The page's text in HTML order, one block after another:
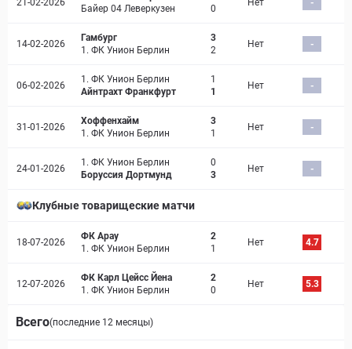
21-02-2026
Байер 04 Леверкузен
0
Нет -
14-02-2026
Гамбург
1. ФК Унион Берлин
3
2
Нет -
06-02-2026
1. ФК Унион Берлин
Айнтрахт Франкфурт
1
1
Нет -
31-01-2026
Хоффенхайм
1. ФК Унион Берлин
3
1
Нет -
24-01-2026
1. ФК Унион Берлин
Боруссия Дортмунд
0
3
Нет -
Клубные товарищеские матчи
18-07-2026
ФК Арау
1. ФК Унион Берлин
2
1
Нет 4.7
12-07-2026
ФК Карл Цейсс Йена
1. ФК Унион Берлин
2
0
Нет 5.3
Всего(последние 12 месяцы)